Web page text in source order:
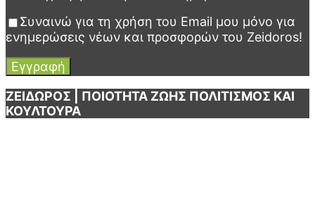
Συναινώ για τη χρήση του Email μου μόνο για
ενημερώσεις νέων και προσφορών του Zeidoros!
ΖΕΙΔΩΡΟΣ | ΠΟΙΟΤΗΤΑ ΖΩΗΣ ΠΟΛΙΤΙΣΜΟΣ ΚΑΙ
ΚΟΥΛΤΟΥΡΑ